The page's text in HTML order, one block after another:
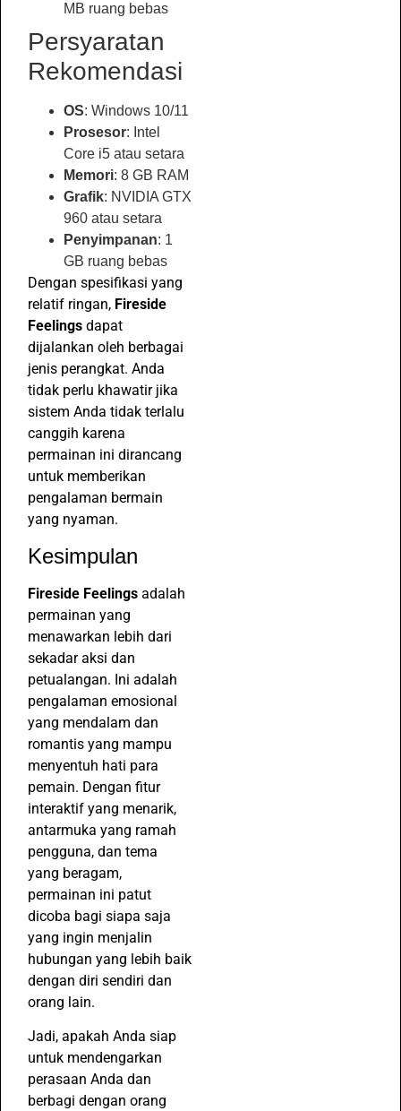
MB ruang bebas
Persyaratan
Rekomendasi
OS: Windows 10/11
Prosesor: Intel
Core i5 atau setara
Memori: 8 GB RAM
Grafik: NVIDIA GTX
960 atau setara
Penyimpanan: 1
GB ruang bebas
Dengan spesifikasi yang
relatif ringan, Fireside
Feelings dapat
dijalankan oleh berbagai
jenis perangkat. Anda
tidak perlu khawatir jika
sistem Anda tidak terlalu
canggih karena
permainan ini dirancang
untuk memberikan
pengalaman bermain
yang nyaman.
Kesimpulan
Fireside Feelings adalah
permainan yang
menawarkan lebih dari
sekadar aksi dan
petualangan. Ini adalah
pengalaman emosional
yang mendalam dan
romantis yang mampu
menyentuh hati para
pemain. Dengan fitur
interaktif yang menarik,
antarmuka yang ramah
pengguna, dan tema
yang beragam,
permainan ini patut
dicoba bagi siapa saja
yang ingin menjalin
hubungan yang lebih baik
dengan diri sendiri dan
orang lain.
Jadi, apakah Anda siap
untuk mendengarkan
perasaan Anda dan
berbagi dengan orang